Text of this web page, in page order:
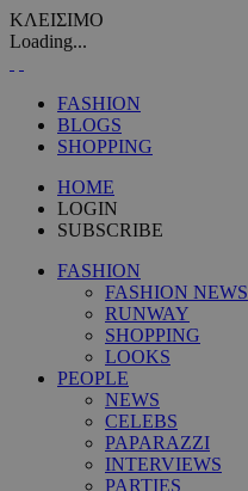
ΚΛΕΙΣΙΜΟ
Loading...
FASHION
BLOGS
SHOPPING
HOME
LOGIN
SUBSCRIBE
FASHION
FASHION NEWS
RUNWAY
SHOPPING
LOOKS
PEOPLE
NEWS
CELEBS
PAPARAZZI
INTERVIEWS
PARTIES